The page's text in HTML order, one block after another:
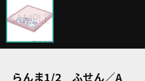
らんま1/2 ふせん／A